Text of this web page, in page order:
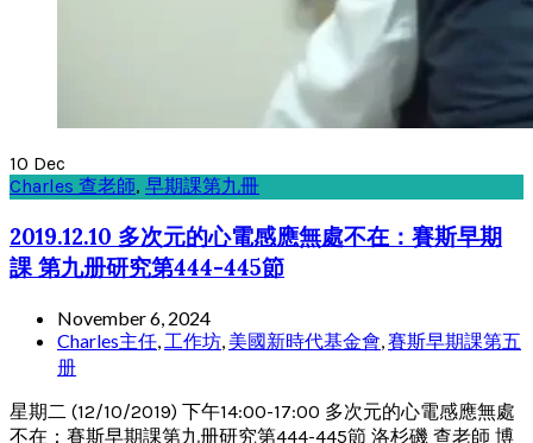
10 Dec
Charles 查老師, 早期課第九冊
2019.12.10 多次元的心電感應無處不在：賽斯早期
課 第九册研究第444-445節
November 6, 2024
Charles主任 工作坊 美國新時代基金會 賽斯早期課第五
册
星期二 (12/10/2019) 下午14:00-17:00 多次元的心電感應無處
不在：賽斯早期課第九册研究第444-445節 洛杉磯 查老師 博